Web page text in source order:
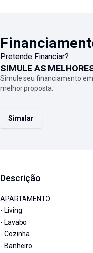
Pretende Financiar?
SIMULE AS
Simule seu financiamento
melhor proposta.
Simular
Descrição
APARTAMENTO
- Living
- Lavabo
- Cozinha
- Banheiro